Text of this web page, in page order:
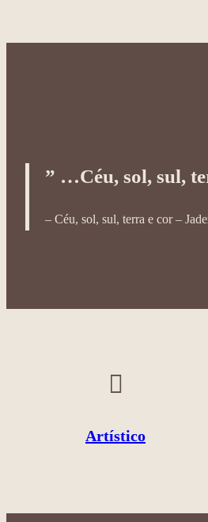
” …Céu, sol, sul,
– Céu, sol, sul, terra e cor –
Artístico